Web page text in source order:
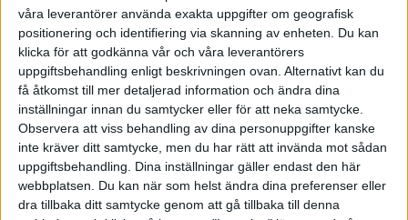
våra leverantörer använda exakta uppgifter om geografisk
positionering och identifiering via skanning av enheten. Du kan
klicka för att godkänna vår och våra leverantörers
uppgiftsbehandling enligt beskrivningen ovan. Alternativt kan du
få åtkomst till mer detaljerad information och ändra dina
inställningar innan du samtycker eller för att neka samtycke.
Observera att viss behandling av dina personuppgifter kanske
inte kräver ditt samtycke, men du har rätt att invända mot sådan
uppgiftsbehandling. Dina inställningar gäller endast den här
webbplatsen. Du kan när som helst ändra dina preferenser eller
dra tillbaka ditt samtycke genom att gå tillbaka till denna
skulle kunna sitta med händerna på mina lår och
bara genom att tänka att de ”svävade” upp i luften,
skulle börja höja händerna.
Jag skulle minsann visa att det inte funkade så. Döm
om min förvåning när jag efter intensivt tankearbete
fann att händerna hade lyfts en bra bit från mina
ben utan att jag upplevde att jag gjorde någonting!